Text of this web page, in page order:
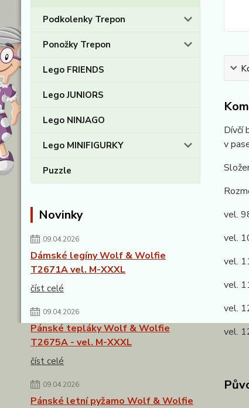
Podkolenky Trepon
Ponožky Trepon
Lego FRIENDS
Lego JUNIORS
Lego NINJAGO
Lego MINIFIGURKY
Puzzle
Novinky
09.04.2026
Dámské legíny Wolf & Wolfie
T2671A vel. M-XXXL
číst celé
09.04.2026
Pánské tepláky Wolf & Wolfie
T2675A - vel. M-XXXL
číst celé
09.04.2026
Pánské letní pyžamo Wolf & Wolfie
Dívčí
v
vel.
vel.
vel.
vel.
vel.
vel.